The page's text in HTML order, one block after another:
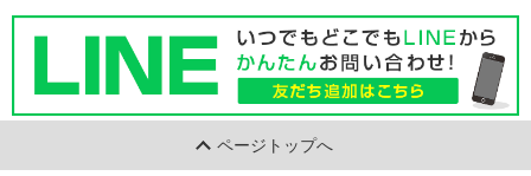
ページトップへ